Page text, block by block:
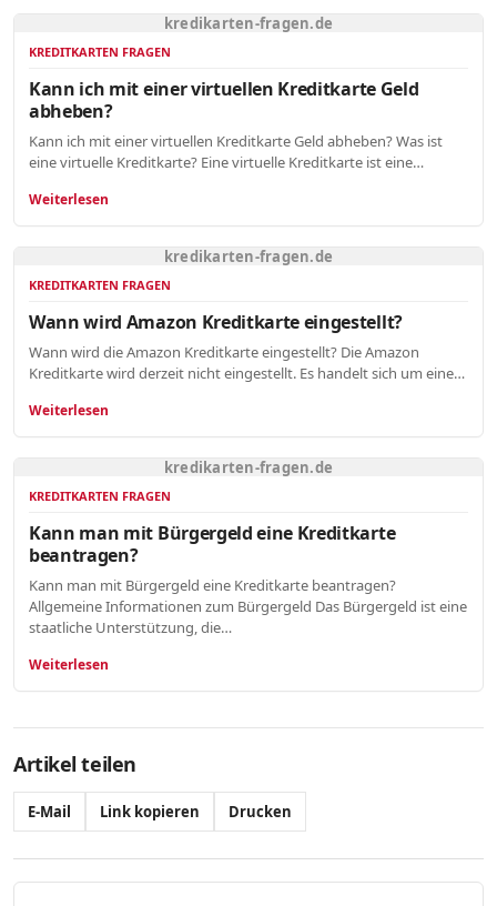
kredikarten-fragen.de
KREDITKARTEN FRAGEN
Kann ich mit einer virtuellen Kreditkarte Geld
abheben?
Kann ich mit einer virtuellen Kreditkarte Geld abheben? Was ist
eine virtuelle Kreditkarte? Eine virtuelle Kreditkarte ist eine…
Weiterlesen
kredikarten-fragen.de
KREDITKARTEN FRAGEN
Wann wird Amazon Kreditkarte eingestellt?
Wann wird die Amazon Kreditkarte eingestellt? Die Amazon
Kreditkarte wird derzeit nicht eingestellt. Es handelt sich um eine…
Weiterlesen
kredikarten-fragen.de
KREDITKARTEN FRAGEN
Kann man mit Bürgergeld eine Kreditkarte
beantragen?
Kann man mit Bürgergeld eine Kreditkarte beantragen?
Allgemeine Informationen zum Bürgergeld Das Bürgergeld ist eine
staatliche Unterstützung, die…
Weiterlesen
Artikel teilen
E-Mail Link kopieren Drucken